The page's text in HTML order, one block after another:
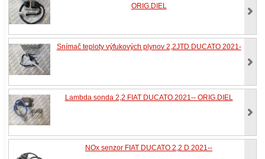
ORIG.DIEL
Snímač teploty výfukových plynov 2,2JTD DUCATO 2021-
Lambda sonda 2,2 FIAT DUCATO 2021-- ORIG.DIEL
NOx senzor FIAT DUCATO 2,2 D 2021--